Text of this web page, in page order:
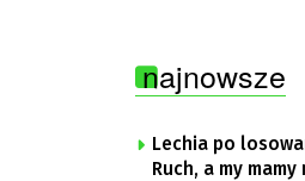
najnowsze
Lechia po
Ruch, a my mamy